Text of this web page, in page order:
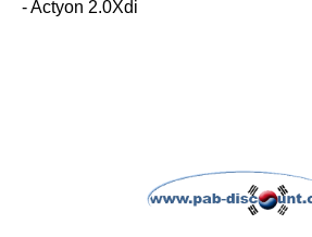
- Actyon 2.0Xdi